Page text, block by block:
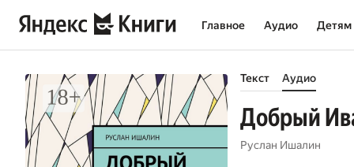
Главное Аудио Детям
Текст Аудио
Добрый
Руслан Ишалин